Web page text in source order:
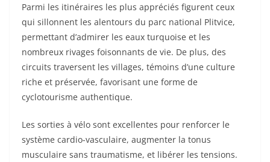
Parmi les itinéraires les plus appréciés figurent ceux
qui sillonnent les alentours du parc national Plitvice,
permettant d’admirer les eaux turquoise et les
nombreux rivages foisonnants de vie. De plus, des
circuits traversent les villages, témoins d’une culture
riche et préservée, favorisant une forme de
cyclotourisme authentique.
Les sorties à vélo sont excellentes pour renforcer le
système cardio-vasculaire, augmenter la tonus
musculaire sans traumatisme, et libérer les tensions.